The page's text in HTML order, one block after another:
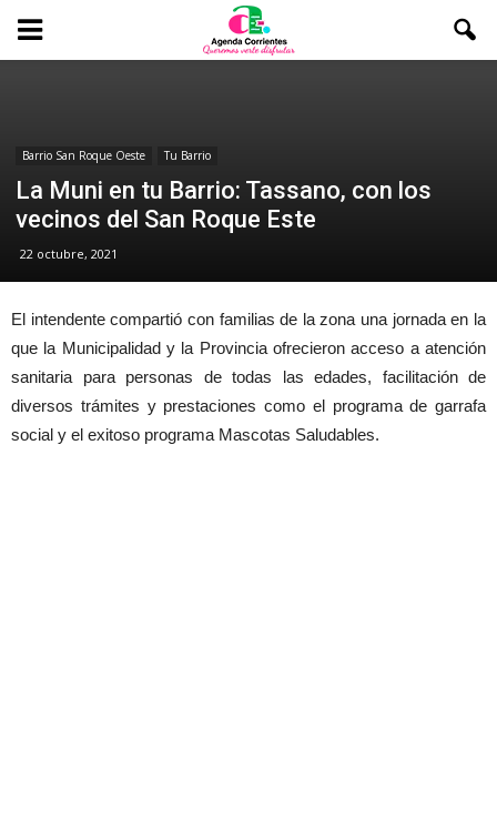
Barrio San Roque Oeste Tu Barrio
La Muni en tu Barrio: Tassano, con los
vecinos del San Roque Este
22 octubre, 2021
El intendente compartió con familias de la zona una jornada en la
que la Municipalidad y la Provincia ofrecieron acceso a atención
sanitaria para personas de todas las edades, facilitación de
diversos trámites y prestaciones como el programa de garrafa
social y el exitoso programa Mascotas Saludables.